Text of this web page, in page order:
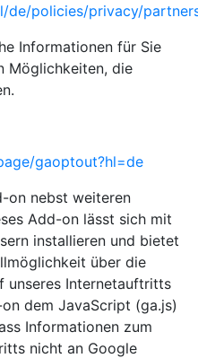
de/policies/privacy/
Informationen für Sie
Möglichkeiten, die
gaoptout?hl=de
on nebst weiteren
Add-on lässt sich mit
installieren und bietet
über die
unseres Internetauftritts
dem JavaScript (ga.js)
Informationen zum
nicht an Google